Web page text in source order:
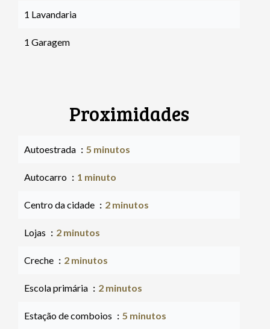
1 Lavandaria
1 Garagem
Proximidades
Autoestrada 5 minutos
Autocarro 1 minuto
Centro da cidade 2 minutos
Lojas 2 minutos
Creche 2 minutos
Escola primária 2 minutos
Estação de comboios 5 minutos